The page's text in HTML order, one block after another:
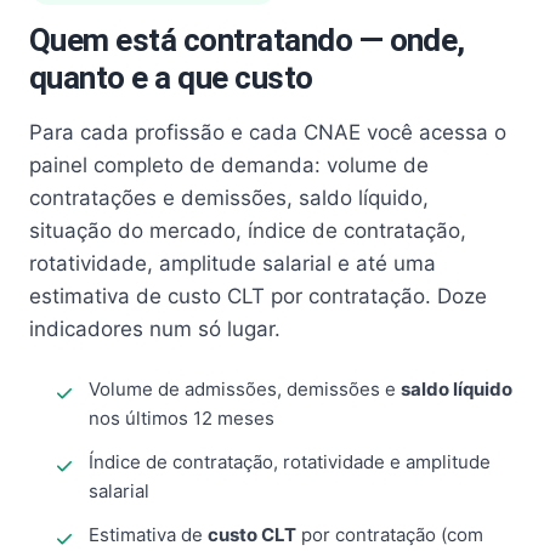
Quem está contratando — onde,
quanto e a que custo
Para cada profissão e cada CNAE você acessa o
painel completo de demanda: volume de
contratações e demissões, saldo líquido,
situação do mercado, índice de contratação,
rotatividade, amplitude salarial e até uma
estimativa de custo CLT por contratação. Doze
indicadores num só lugar.
Volume de admissões, demissões e saldo líquido
nos últimos 12 meses
Índice de contratação, rotatividade e amplitude
salarial
Estimativa de custo CLT por contratação (com